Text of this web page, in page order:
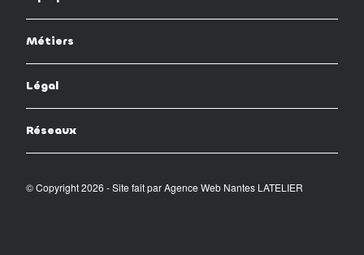
Métiers
Légal
Réseaux
© Copyright 2026 - Site fait parAgence Web Nantes LATELIER